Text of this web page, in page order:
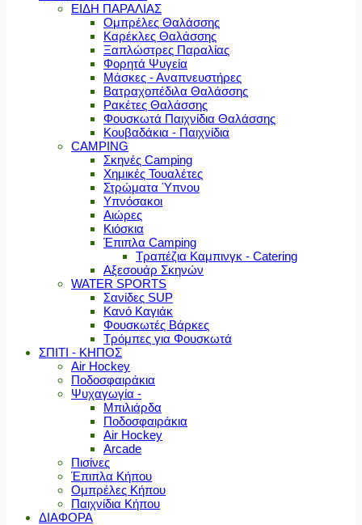
ΕΙΔΗ ΠΑΡΑΛΙΑΣ
Ομπρέλες Θαλάσσης
Καρέκλες Θαλάσσης
Ξαπλώστρες Παραλίας
Φορητά Ψυγεία
Μάσκες - Αναπνευστήρες
Βατραχοπέδιλα Θαλάσσης
Ρακέτες Θαλάσσης
Φουσκωτά Παιχνίδια Θαλάσσης
Κουβαδάκια - Παιχνίδια
CAMPING
Σκηνές Camping
Χημικές Τουαλέτες
Στρώματα Ύπνου
Υπνόσακοι
Αιώρες
Κιόσκια
Έπιπλα Camping
Τραπέζια Καμπινγκ - Catering
Αξεσουάρ Σκηνών
WATER SPORTS
Σανίδες SUP
Κανό Καγιάκ
Φουσκωτές Βάρκες
Τρόμπες για Φουσκωτά
ΣΠΙΤΙ - ΚΗΠΟΣ
Air Hockey
Ποδοσφαιράκια
Ψυχαγωγία -
Μπιλιάρδα
Ποδοσφαιράκια
Air Hockey
Arcade
Πισίνες
Έπιπλα Κήπου
Ομπρέλες Κήπου
Παιχνίδια Κήπου
ΔΙΑΦΟΡΑ